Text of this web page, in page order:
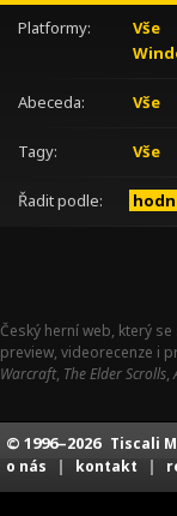
Platformy: Vše
Abeceda: Vše
Tagy: Vše
Řadit podle:
Český herní web, který
preview, videorecenze i
Warcraft, The Elder Scrolls,
© 1996–2026 Tiscali
o nás | kontakt |